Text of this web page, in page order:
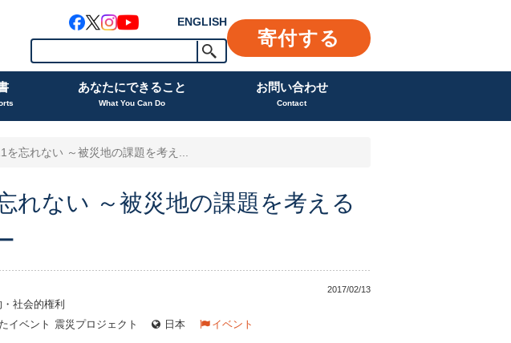
ENGLISH
寄付する
あなたにできること
What You Can Do
お問い合わせ
Contact
を忘れない ～被災地の課題を考え...
れない ～被災地の課題を考える
2017/02/13
社会的権利
イベント 震災プロジェクト 日本 イベント